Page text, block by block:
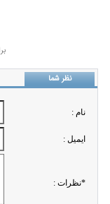
نظر شما
نام :
ايميل :
*نظرات :